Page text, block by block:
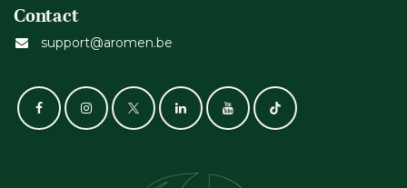
Contact
support@aromen.be